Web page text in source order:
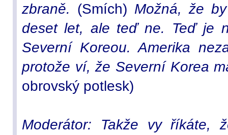
zbraně. (Smích) Možná, že
deset let, ale teď ne. Teď je
Severní Koreou. Amerika
protože ví, že Severní Korea
obrovský potlesk)
Moderátor: Takže vy říkáte,